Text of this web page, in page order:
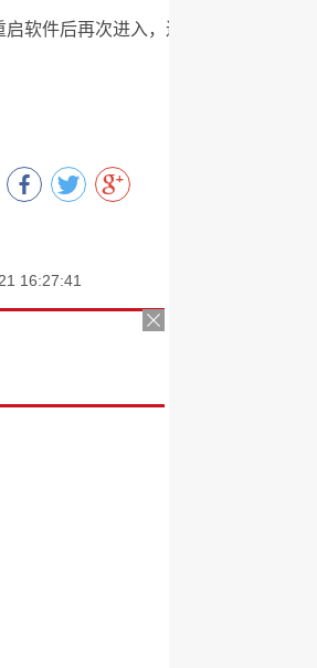
软件后再次进入，连接数据库即可。
16:27:41